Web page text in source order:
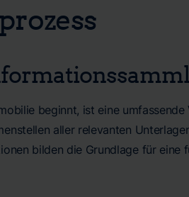
beginnt, ist eine umfassende
aller relevanten
bilden die Grundlage für